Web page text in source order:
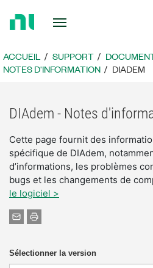
page
d’accueil
ACCUEIL SUPPORT
NOTES D'INFORMATION
DIADEM
DIAdem - Notes
Cette page fournit des
spécifique de DIAdem,
d’informations, les problèmes
bugs et les changements de
le logiciel >
Sélectionner la version